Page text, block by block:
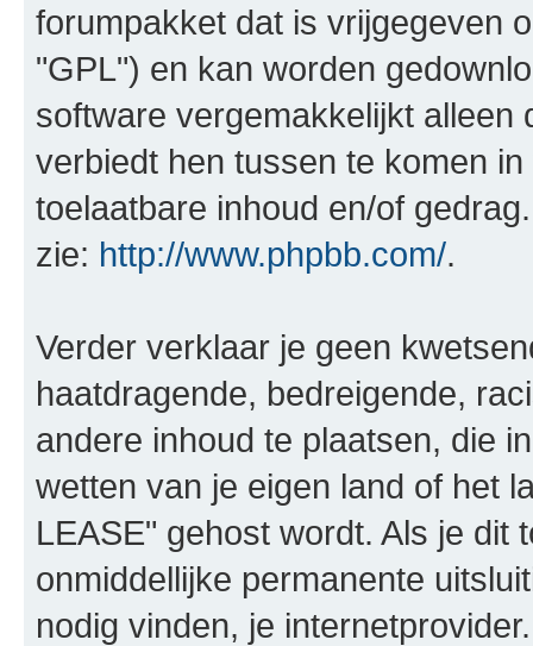
forumpakket dat is vrijgegeven
"GPL") en kan worden
software vergemakkelijkt alleen
verbiedt hen tussen te komen
toelaatbare inhoud en/of
zie: http://www.phpbb.com/.
Verder verklaar je geen
haatdragende, bedreigende,
andere inhoud te plaatsen, die
wetten van je eigen land of het
LEASE" gehost wordt. Als je dit
onmiddellijke permanente
nodig vinden, je